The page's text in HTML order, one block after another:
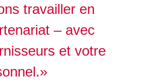
travailler en
– avec
et votre